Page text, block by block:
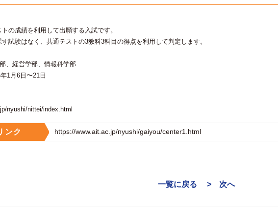
の成績を利用して出願する入試です。
試験はなく、共通テストの3教科3科目の得点を利用して判定します。
、経営学部、情報科学部
1月6日〜21日
nyushi/nittei/index.html
ンク https://www.ait.ac.jp/nyushi/gaiyou/center1.html
一覧に戻る > 次へ